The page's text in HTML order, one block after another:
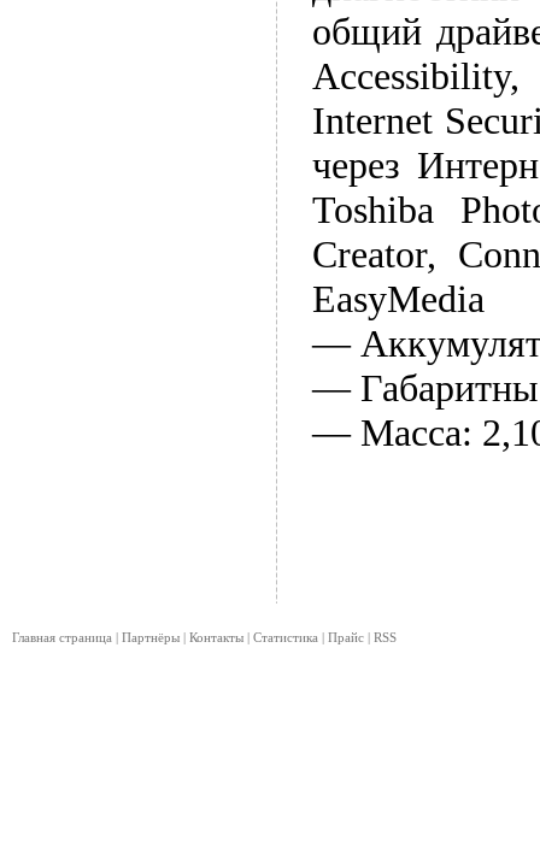
общий
Internet
через
Toshiba
Creator,
EasyMedia
—
—
— Масса:
Главная страница | Партнёры | Контакты | Статистика | Прайс | RSS